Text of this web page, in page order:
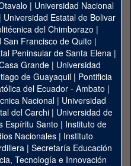
| Universidad Nacional
| Universidad Estatal de Bolivar
del Chimborazo |
San Francisco de Quito |
Peninsular de Santa Elena|
Grande | Universidad
de Guayaquil| Pontificia
del Ecuador - Ambato |
Nacional| Universidad
del Carchi| Universidad de
Espíritu Santo | Instituto de
Nacionales | Instituto
| Secretaría Educación
Tecnología e Innovación